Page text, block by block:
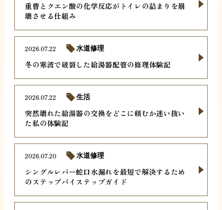
重曹とクエン酸の化学反応がトイレの詰まりを崩
壊させる仕組み
冬の寒波で破裂した給湯器配管の修理体験記
2026.07.22 水道修理
突然壊れた給湯器の交換をどこに頼むか迷い抜い
た私の体験記
2026.07.22 生活
シングルレバー蛇口水漏れを最短で解決するため
のステップバイステップガイド
2026.07.20 水道修理